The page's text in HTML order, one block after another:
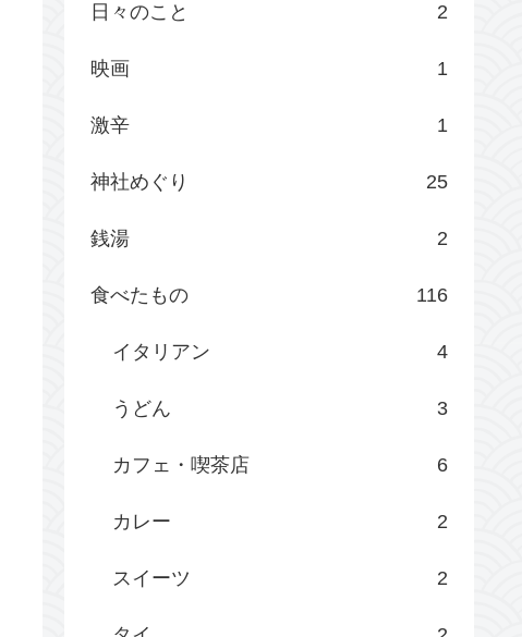
日々のこと 2
映画 1
激辛 1
神社めぐり 25
銭湯 2
食べたもの 116
イタリアン 4
うどん 3
カフェ・喫茶店 6
カレー 2
スイーツ 2